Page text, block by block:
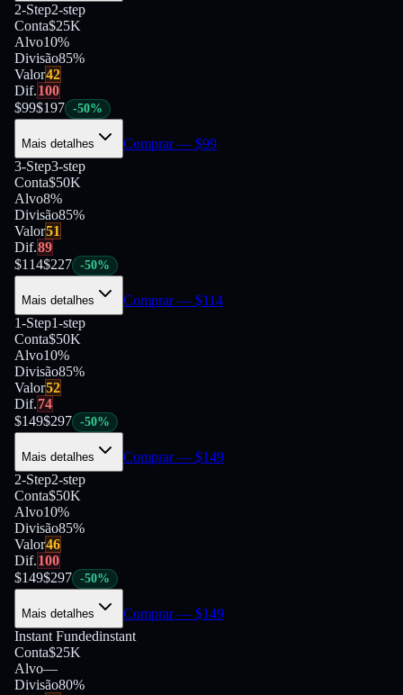
2-Step2-step
Conta$25K
Alvo10%
Divisão85%
Valor42
Dif.100
$99$197 -50%
Mais detalhes Comprar— $99
3-Step3-step
Conta$50K
Alvo8%
Divisão85%
Valor51
Dif.89
$114$227 -50%
Mais detalhes Comprar— $114
1-Step1-step
Conta$50K
Alvo10%
Divisão85%
Valor52
Dif.74
$149$297 -50%
Mais detalhes Comprar— $149
2-Step2-step
Conta$50K
Alvo10%
Divisão85%
Valor46
Dif.100
$149$297 -50%
Mais detalhes Comprar— $149
Instant Fundedinstant
Conta$25K
Alvo—
Divisão80%